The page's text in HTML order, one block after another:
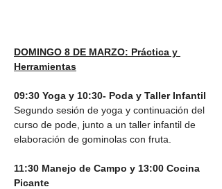
DOMINGO 8 DE MARZO: Práctica y
Herramientas
09:30 Yoga y 10:30- Poda y Taller Infantil
Segundo sesión de yoga y continuación del
curso de pode, junto a un taller infantil de
elaboración de gominolas con fruta.
11:30 Manejo de Campo y 13:00 Cocina
Picante